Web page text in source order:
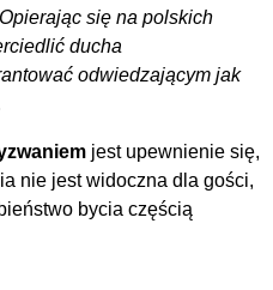
Opierając się na polskich
ducha
odwiedzającym jak
jest upewnienie się,
nie jest widoczna dla gości,
bycia częścią